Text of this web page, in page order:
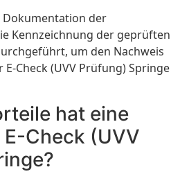
Dokumentation der
Kennzeichnung der geprüften
um den Nachweis
Check (UVV Prüfung) Springe
hat eine
Check (UVV